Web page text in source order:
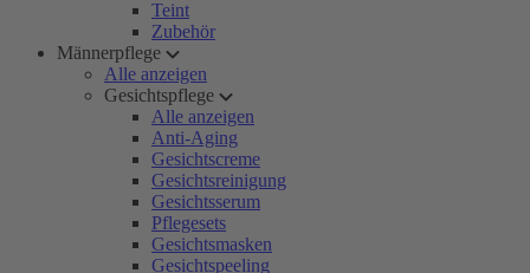
Teint
Zubehör
Männerpflege
Alle anzeigen
Gesichtspflege
Alle anzeigen
Anti-Aging
Gesichtscreme
Gesichtsreinigung
Gesichtsserum
Pflegesets
Gesichtsmasken
Gesichtspeeling